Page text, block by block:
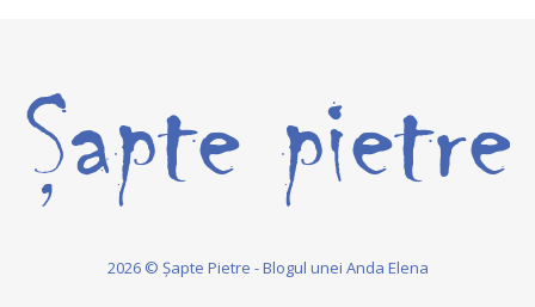
2026 © Șapte Pietre - Blogul unei Anda Elena